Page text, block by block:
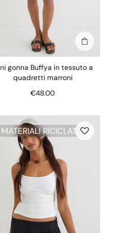
borsa Aggiungi
gonna Buffya in tessuto a
quadretti marroni
€48.00
MATERIALI RICICLATI